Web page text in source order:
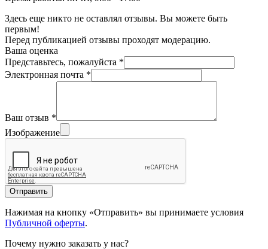
Здесь еще никто не оставлял отзывы. Вы можете быть
первым!
Перед публикацией отзывы проходят модерацию.
Ваша оценка
Представьтесь, пожалуйста *
Электронная почта *
Ваш отзыв *
Изображение
Отправить
Нажимая на кнопку «Отправить» вы принимаете условия
Публичной оферты.
Почему нужно заказать у нас?